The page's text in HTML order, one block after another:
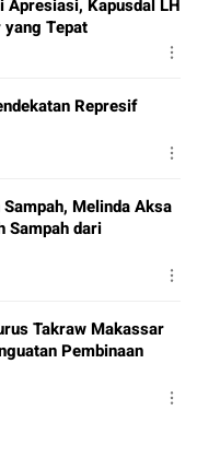
Apresiasi, Kapusdal LH
yang Tepat
Represif
Melinda Aksa
Sampah dari
Takraw Makassar
Pembinaan